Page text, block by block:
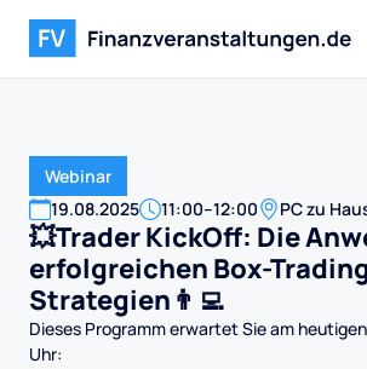
Webinar
19.08.2025 11:00–12:00 PC zu
💥Trader KickOff: Die
erfolgreichen Box-
Strategien👨‍💻
Dieses Programm erwartet Sie am heutigen
Uhr: